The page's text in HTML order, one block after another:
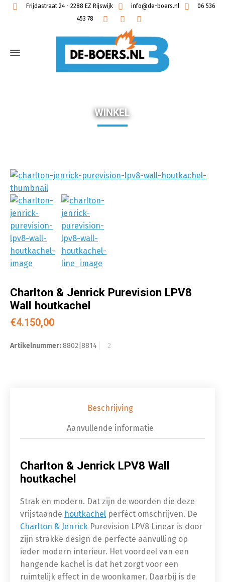
Frijdastraat 24 - 2288 EZ Rijswijk info@de-boers.nl
06 536
453 78
WINKEL
Charlton & Jenrick Purevision LPV8
Wall houtkachel
€4.150,00
Artikelnummer:8802|8814
Beschrijving
Aanvullende informatie
Charlton & Jenrick LPV8 Wall
houtkachel
Strak en modern. Dat zijn de woorden die deze
vrijstaande houtkachel perféct omschrijven. De
Charlton & Jenrick Purevision LPV8 Linear is door
zijn strakke design de perfecte aanvulling op
ieder modern interieur. Het voordeel van een
hangende kachel is dat het zorgt voor een
ruimtelijk effect in de woonkamer. Daarbij is de